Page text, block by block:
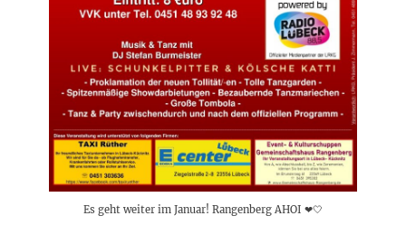
Es geht weiter im Januar! Rangenberg AHOI ❤🤍